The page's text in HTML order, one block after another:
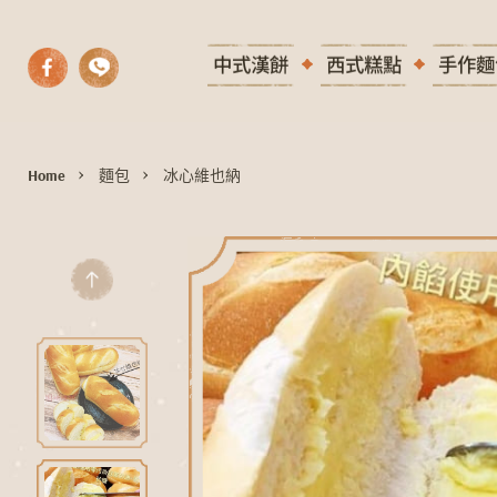
中式漢餅 西式糕點 手作
Home 麵包 冰心維也納